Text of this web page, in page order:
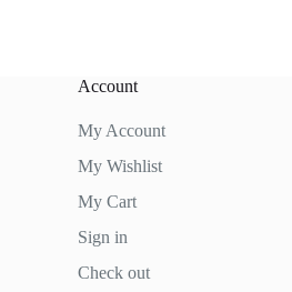
Account
My Account
My Wishlist
My Cart
Sign in
Check out